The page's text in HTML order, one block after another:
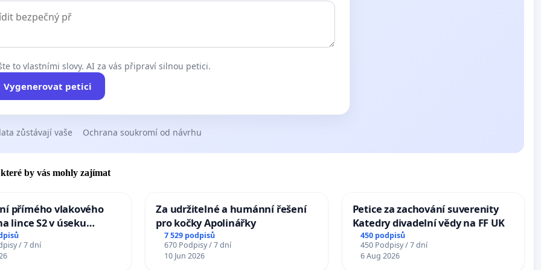
to vlastními slovy. AI za vás připraví silnou petici.
Vygenerovat petici
zůstávají vaše Ochrana soukromí od návrhu
by vás mohly zajímat
přímého vlakového
lince S2 v úseku
Bohumín – Karviná –
/ 7 dní
Za udržitelné a humánní řešení
pro kočky Apolinářky
7 529 podpisů
670 Podpisy / 7 dní
10 Jun 2026
Petice za zachování suverenity
Katedry divadelní vědy na FF UK
450 podpisů
450 Podpisy / 7 dní
6 Aug 2026